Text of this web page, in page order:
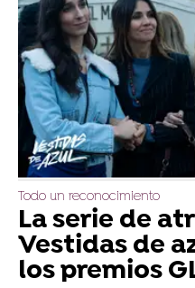
Todo un reconocimiento
La serie de
Vestidas de
los premios